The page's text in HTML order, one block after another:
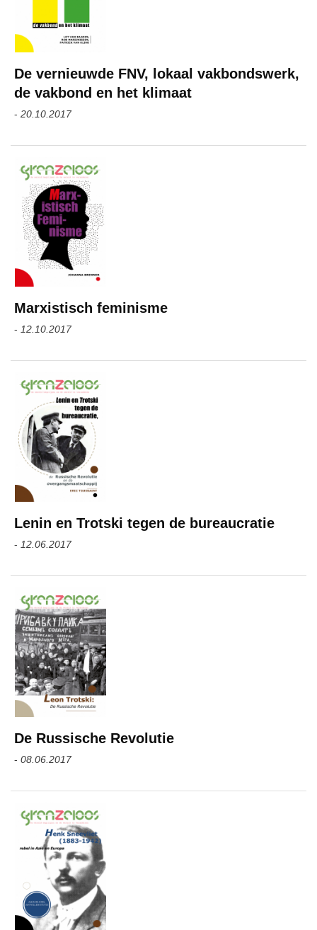
De vernieuwde FNV, lokaal vakbondswerk,
de vakbond en het klimaat
- 20.10.2017
Marxistisch feminisme
- 12.10.2017
Lenin en Trotski tegen de bureaucratie
- 12.06.2017
De Russische Revolutie
- 08.06.2017